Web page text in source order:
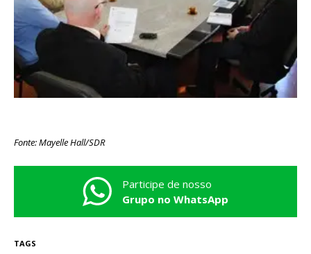
Fonte: Mayelle Hall/SDR
Participe de nosso
Grupo no WhatsApp
TAGS